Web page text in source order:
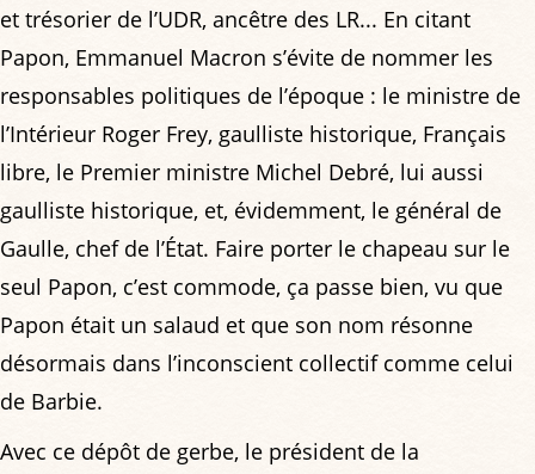
et trésorier de l’UDR, ancêtre des LR... En citant
Papon, Emmanuel Macron s’évite de nommer les
responsables politiques de l’époque : le ministre de
l’Intérieur Roger Frey, gaulliste historique, Français
libre, le Premier ministre Michel Debré, lui aussi
gaulliste historique, et, évidemment, le général de
Gaulle, chef de l’État. Faire porter le chapeau sur le
seul Papon, c’est commode, ça passe bien, vu que
Papon était un salaud et que son nom résonne
désormais dans l’inconscient collectif comme celui
de Barbie.
Avec ce dépôt de gerbe, le président de la